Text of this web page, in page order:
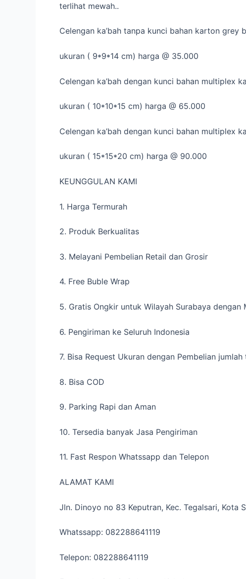
terlihat mewah..
Celengan ka’bah tanpa kunci bahan karton grey
ukuran ( 9*9*14 cm) harga @ 35.000
Celengan ka’bah dengan kunci bahan multiplex
ukuran ( 10*10*15 cm) harga @ 65.000
Celengan ka’bah dengan kunci bahan multiplex
ukuran ( 15*15*20 cm) harga @ 90.000
KEUNGGULAN KAMI
1. Harga Termurah
2. Produk Berkualitas
3. Melayani Pembelian Retail dan Grosir
4. Free Buble Wrap
5. Gratis Ongkir untuk Wilayah Surabaya dengan
6. Pengiriman ke Seluruh Indonesia
7. Bisa Request Ukuran dengan Pembelian
8. Bisa COD
9. Parking Rapi dan Aman
10. Tersedia banyak Jasa Pengiriman
11. Fast Respon Whatssapp dan Telepon
ALAMAT KAMI
Jln. Dinoyo no 83 Keputran, Kec. Tegalsari, Kota
Whatssapp: 082288641119
Telepon: 082288641119